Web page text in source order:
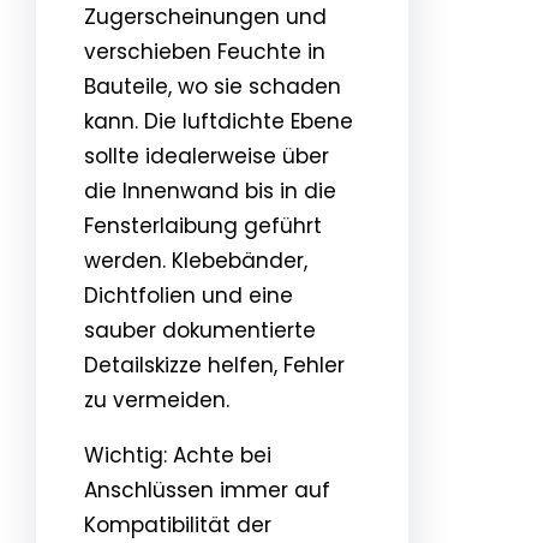
Zugerscheinungen und
verschieben Feuchte in
Bauteile, wo sie schaden
kann. Die luftdichte Ebene
sollte idealerweise über
die Innenwand bis in die
Fensterlaibung geführt
werden. Klebebänder,
Dichtfolien und eine
sauber dokumentierte
Detailskizze helfen, Fehler
zu vermeiden.
Wichtig: Achte bei
Anschlüssen immer auf
Kompatibilität der